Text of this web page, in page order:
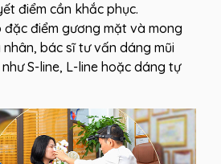
điểm cần khắc phục.
đặc điểm gương mặt và mong
nhân, bác sĩ tư vấn dáng mũi
S-line, L-line hoặc dáng tự